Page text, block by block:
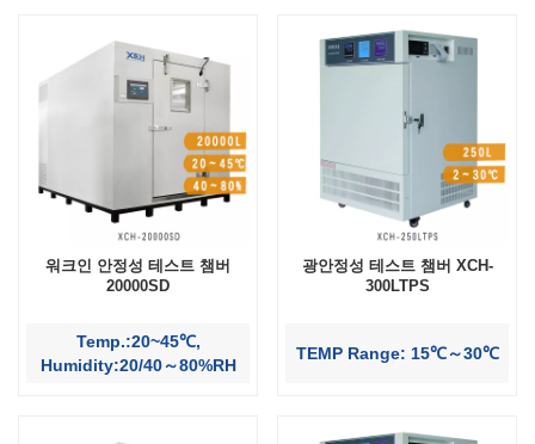
워크인 안정성 테스트 챔버
20000SD
Temp.:20~45℃,
Humidity:20/40～80%RH
광안정성 테스트 챔버 XCH-
300LTPS
TEMP Range: 15℃～30℃